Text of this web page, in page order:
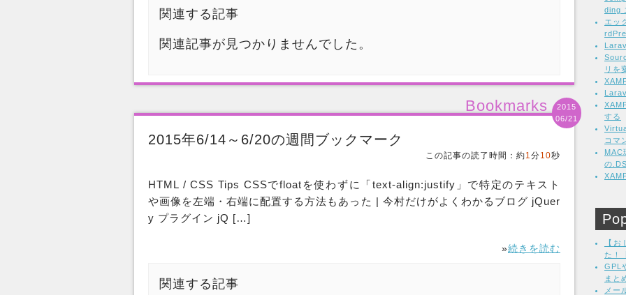
関連する記事
関連記事が見つかりませんでした。
Bookmarks
2015
06/21
2015年6/14～6/20の週間ブックマーク
この記事の読了時間：約1分10秒
HTML / CSS Tips CSSでfloatを使わずに「text-align:justify」で特定のテキスト
や画像を左端・右端に配置する方法もあった | 今村だけがよくわかるブログ jQuer
y プラグイン jQ […]
»続きを読む
関連する記事
ding
エッ
リを
する
コマ
MAC
の
【
た！
GPL
まと
メー